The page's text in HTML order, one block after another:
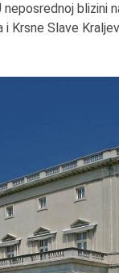
neposrednoj blizini
Krsne Slave